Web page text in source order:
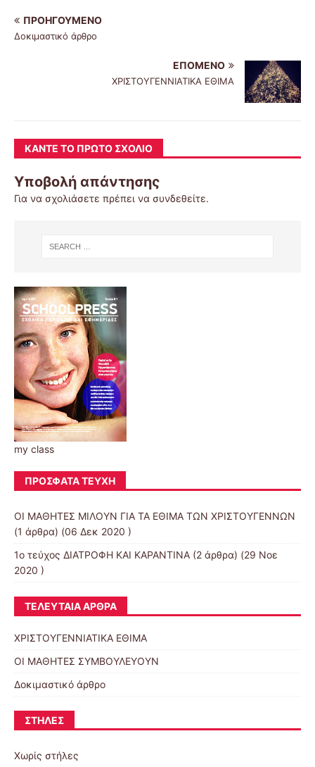
ΠΡΟΗΓΟΎΜΕΝΟ
Δοκιμαστικό άρθρο
ΕΠΌΜΕΝΟ
ΧΡΙΣΤΟΥΓΕΝΝΙΑΤΙΚΑ ΕΘΙΜΑ
ΚΆΝΤΕ ΤΟ ΠΡΏΤΟ ΣΧΌΛΙΟ
Υποβολή απάντησης
Για να σχολιάσετε πρέπει να συνδεθείτε.
my class
ΠΡΌΣΦΑΤΑ ΤΕΎΧΗ
ΟΙ ΜΑΘΗΤΕΣ ΜΙΛΟΥΝ ΓΙΑ ΤΑ ΕΘΙΜΑ ΤΩΝ ΧΡΙΣΤΟΥΓΕΝΝΩΝ
(1 άρθρα) (06 Δεκ 2020 )
1ο τεύχος ΔΙΑΤΡΟΦΗ ΚΑΙ ΚΑΡΑΝΤΙΝΑ (2 άρθρα) (29 Νοε
2020 )
ΤΕΛΕΥΤΑΊΑ ΆΡΘΡΑ
ΧΡΙΣΤΟΥΓΕΝΝΙΑΤΙΚΑ ΕΘΙΜΑ
ΟΙ ΜΑΘΗΤΕΣ ΣΥΜΒΟΥΛΕΥΟΥΝ
Δοκιμαστικό άρθρο
ΣΤΉΛΕΣ
Χωρίς στήλες